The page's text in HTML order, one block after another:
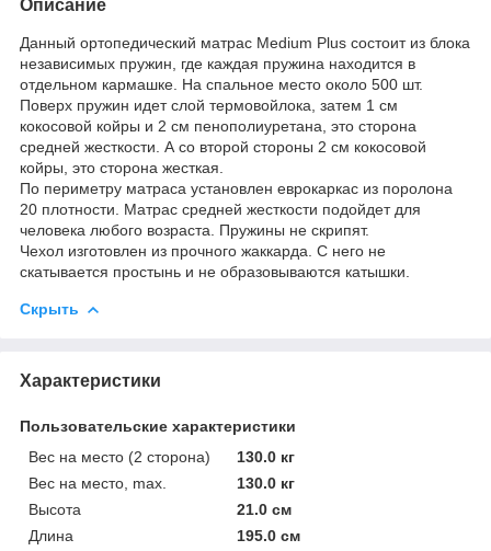
Описание
Данный ортопедический матрас Medium Plus состоит из блока
независимых пружин, где каждая пружина находится в
отдельном кармашке. На спальное место около 500 шт.
Поверх пружин идет слой термовойлока, затем 1 см
кокосовой койры и 2 см пенополиуретана, это сторона
средней жесткости. А со второй стороны 2 см кокосовой
койры, это сторона жесткая.
По периметру матраса установлен еврокаркас из поролона
20 плотности. Матрас средней жесткости подойдет для
человека любого возраста. Пружины не скрипят.
Чехол изготовлен из прочного жаккарда. С него не
скатывается простынь и не образовываются катышки.
Скрыть
Характеристики
Пользовательские характеристики
Вес на место (2 сторона)
130.0 кг
Вес на место, max.
130.0 кг
Высота
21.0 см
Длина
195.0 см